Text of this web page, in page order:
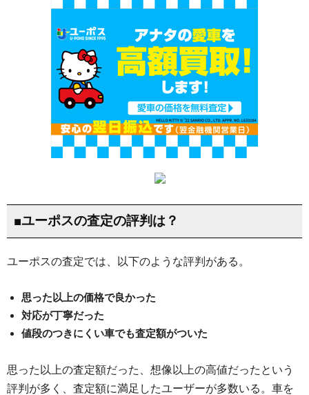
■ユーポスの査定の評判は？
ユーポスの査定では、以下のような評判がある。
思った以上の価格で良かった
対応が丁寧だった
値段のつきにくい車でも査定額がついた
思った以上の査定額だった、想像以上の高値だったという
評判が多く、査定額に満足したユーザーが多数いる。車を